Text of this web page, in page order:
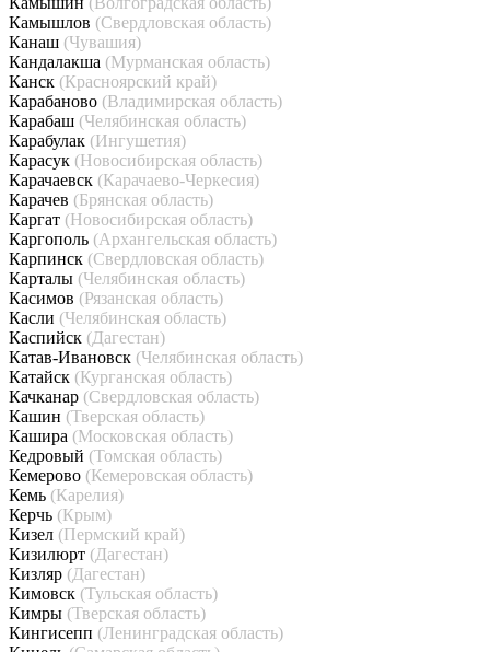
Камышлов (Свердловская область)
Канаш (Чувашия)
Кандалакша (Мурманская область)
Канск (Красноярский край)
Карабаново (Владимирская область)
Карабаш (Челябинская область)
Карабулак (Ингушетия)
Карасук (Новосибирская область)
Карачаевск (Карачаево-Черкесия)
Карачев (Брянская область)
Каргат (Новосибирская область)
Каргополь (Архангельская область)
Карпинск (Свердловская область)
Карталы (Челябинская область)
Касимов (Рязанская область)
Касли (Челябинская область)
Каспийск (Дагестан)
Катав-Ивановск (Челябинская область)
Катайск (Курганская область)
Качканар (Свердловская область)
Кашин (Тверская область)
Кашира (Московская область)
Кедровый (Томская область)
Кемерово (Кемеровская область)
Кемь (Карелия)
Керчь (Крым)
Кизел (Пермский край)
Кизилюрт (Дагестан)
Кизляр (Дагестан)
Кимовск (Тульская область)
Кимры (Тверская область)
Кингисепп (Ленинградская область)